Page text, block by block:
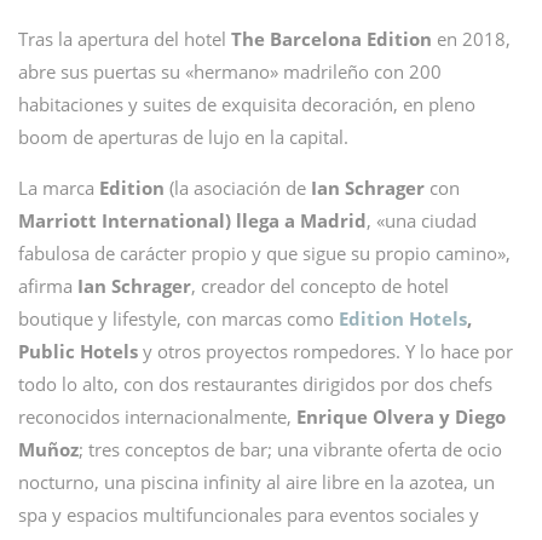
Tras la apertura del hotel The Barcelona Edition en 2018,
abre sus puertas su «hermano» madrileño con 200
habitaciones y suites de exquisita decoración, en pleno
boom de aperturas de lujo en la capital.
La marca Edition (la asociación de Ian Schrager con
Marriott International) llega a Madrid, «una ciudad
fabulosa de carácter propio y que sigue su propio camino»,
afirma Ian Schrager, creador del concepto de hotel
boutique y lifestyle, con marcas como Edition Hotels,
Public Hotels y otros proyectos rompedores. Y lo hace por
todo lo alto, con dos restaurantes dirigidos por dos chefs
reconocidos internacionalmente, Enrique Olvera y Diego
Muñoz; tres conceptos de bar; una vibrante oferta de ocio
nocturno, una piscina infinity al aire libre en la azotea, un
spa y espacios multifuncionales para eventos sociales y